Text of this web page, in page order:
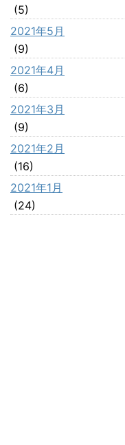
(5)
2021年5月
(9)
2021年4月
(6)
2021年3月
(9)
2021年2月
(16)
2021年1月
(24)